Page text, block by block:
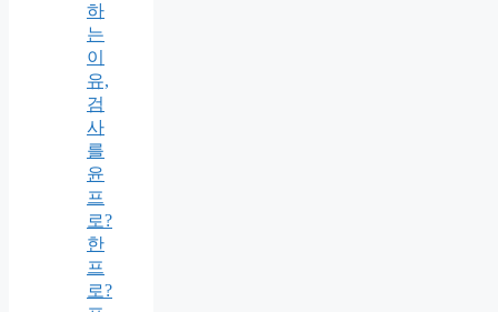
하
는
이
유,
검
사
를
윤
프
로?
한
프
로?